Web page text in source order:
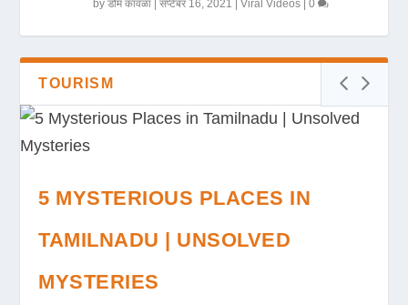
byडोम कावळा |सप्टेंबर 16, 2021 |Viral Videos |0
TOURISM
5 MYSTERIOUS PLACES IN
TAMILNADU | UNSOLVED
MYSTERIES